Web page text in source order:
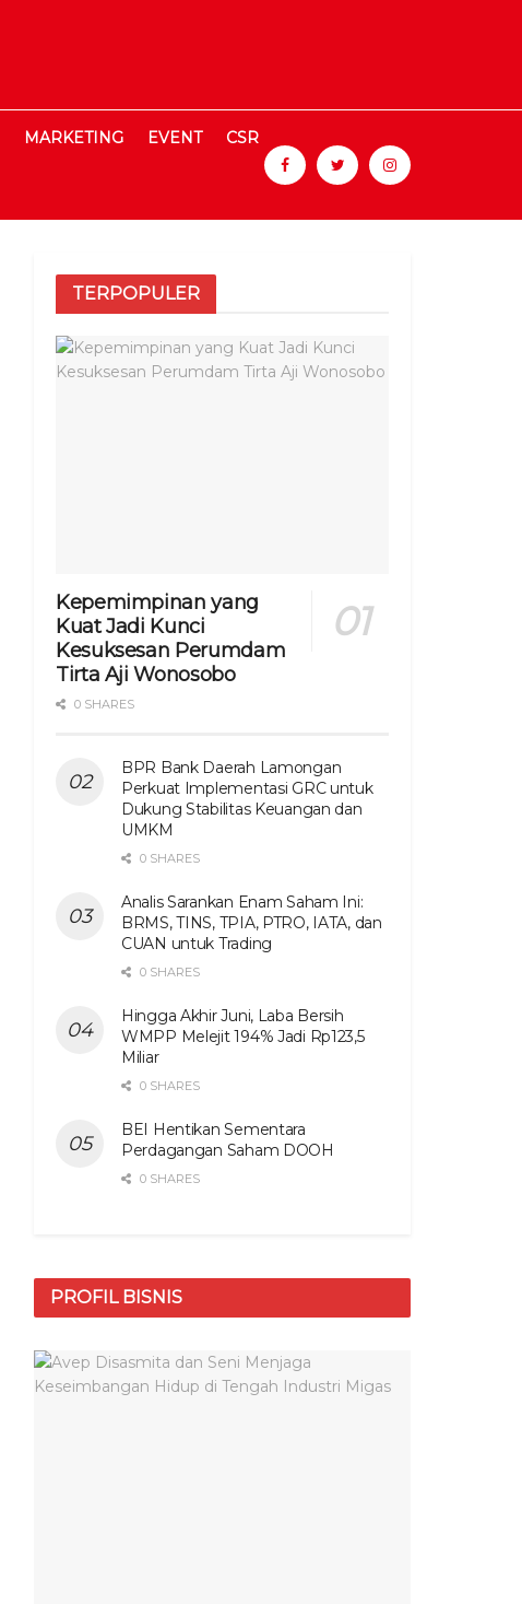
MARKETING EVENT CSR
TERPOPULER
Kepemimpinan yang
Kuat Jadi Kunci
Kesuksesan Perumdam
Tirta Aji Wonosobo
0 SHARES
BPR Bank Daerah Lamongan
Perkuat Implementasi GRC untuk
Dukung Stabilitas Keuangan dan
UMKM
0 SHARES
Analis Sarankan Enam Saham Ini:
BRMS, TINS, TPIA, PTRO, IATA, dan
CUAN untuk Trading
0 SHARES
Hingga Akhir Juni, Laba Bersih
WMPP Melejit 194% Jadi Rp123,5
Miliar
0 SHARES
BEI Hentikan Sementara
Perdagangan Saham DOOH
0 SHARES
PROFIL BISNIS